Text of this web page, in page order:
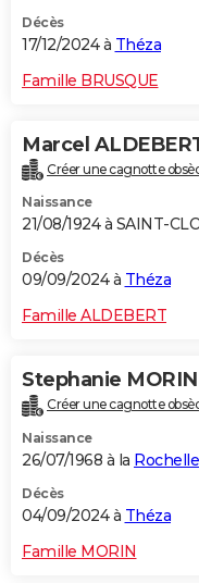
Décès
17/12/2024 à Théza
Famille BRUSQUE
Marcel
Créer une cagnotte
Naissance
21/08/1924 à SAINT-
Décès
09/09/2024 à Théza
Famille ALDEBERT
Stephanie MORIN
Créer une cagnotte
Naissance
26/07/1968 à la Rochelle
Décès
04/09/2024 à Théza
Famille MORIN